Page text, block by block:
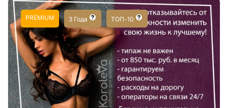
PREMIUM 3 Года ТОП-10